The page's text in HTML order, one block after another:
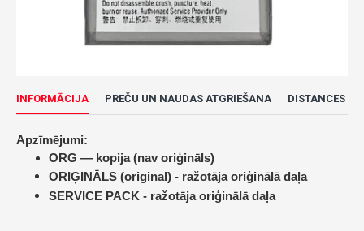
INFORMĀCIJA PREČU UN NAUDAS ATGRIEŠANA DISTANCES
Apzīmējumi:
ORG — kopija (nav oriģināls)
ORIĢINĀLS (original) - ražotāja oriģinālā daļa
SERVICE PACK - ražotāja oriģinālā daļa